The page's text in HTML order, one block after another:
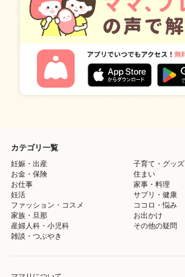
カテゴリ一覧
妊娠・出産
子育て・グッズ
お金・保険
住まい
お仕事
家事・料理
妊活
サプリ・健康
ファッション・コスメ
ココロ・悩み
家族・旦那
お出かけ
産婦人科・小児科
その他の疑問
雑談・つぶやき